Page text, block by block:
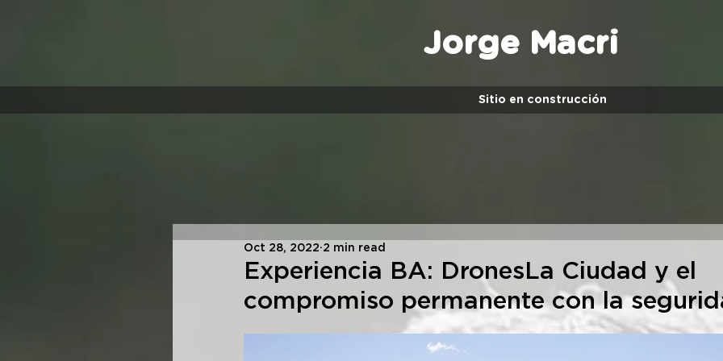
Jorge Macri
Sitio en construcción
Experiencia BA: DronesLa Ciudad y el
compromiso permanente con la
Oct 28, 2022 2 min read